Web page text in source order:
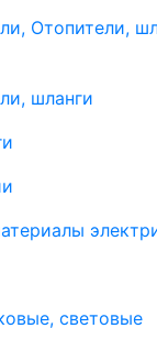
Отопители,
шланги
световые